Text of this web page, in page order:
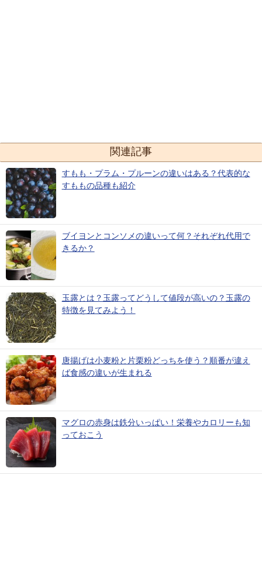
関連記事
すもも・プラム・プルーンの違いはある？代表的な
すももの品種も紹介
ブイヨンとコンソメの違いって何？それぞれ代用で
きるか？
玉露とは？玉露ってどうして値段が高いの？玉露の
特徴を見てみよう！
唐揚げは小麦粉と片栗粉どっちを使う？順番が違え
ば食感の違いが生まれる
マグロの赤身は鉄分いっぱい！栄養やカロリーも知
っておこう